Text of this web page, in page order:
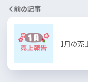
前の記事
1月の売